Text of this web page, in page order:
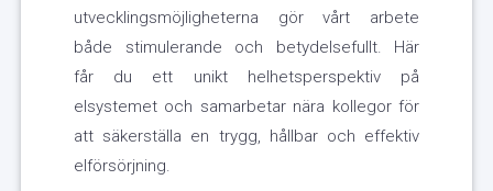
utvecklingsmöjligheterna gör vårt arbete
både stimulerande och betydelsefullt. Här
får du ett unikt helhetsperspektiv på
elsystemet och samarbetar nära kollegor för
att säkerställa en trygg, hållbar och effektiv
elförsörjning.